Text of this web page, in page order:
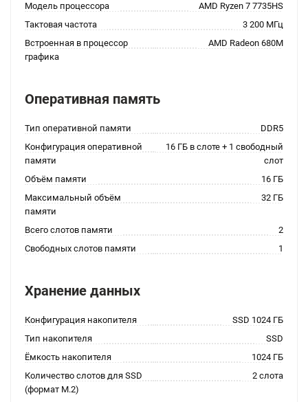
Модель процессора
AMD Ryzen 7 7735HS
Тактовая частота
3 200 МГц
Встроенная в процессор
графика
AMD Radeon 680M
Оперативная память
Тип оперативной памяти
DDR5
Конфигурация оперативной
памяти
16 ГБ в слоте + 1 свободный
слот
Объём памяти
16 ГБ
Максимальный объём
памяти
32 ГБ
Всего слотов памяти
2
Свободных слотов памяти
1
Хранение данных
Конфигурация накопителя
SSD 1024 ГБ
Тип накопителя
SSD
Ёмкость накопителя
1024 ГБ
Количество слотов для SSD
(формат M.2)
2 слота